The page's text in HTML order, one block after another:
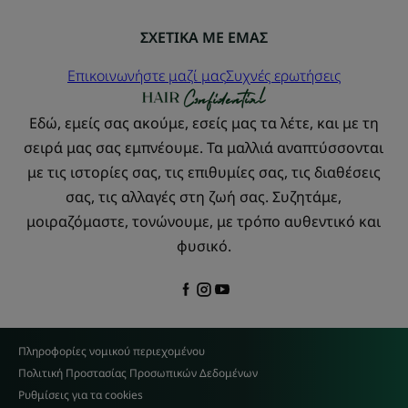
ΣΧΕΤΙΚΑ ΜΕ ΕΜΑΣ
Επικοινωνήστε μαζί μαςΣυχνές ερωτήσεις
Εδώ, εμείς σας ακούμε, εσείς μας τα λέτε, και με τη
σειρά μας σας εμπνέουμε. Τα μαλλιά αναπτύσσονται
με τις ιστορίες σας, τις επιθυμίες σας, τις διαθέσεις
σας, τις αλλαγές στη ζωή σας. Συζητάμε,
μοιραζόμαστε, τονώνουμε, με τρόπο αυθεντικό και
φυσικό.
Πληροφορίες νομικού περιεχομένου
Πολιτική Προστασίας Προσωπικών Δεδομένων
Ρυθμίσεις για τα cookies